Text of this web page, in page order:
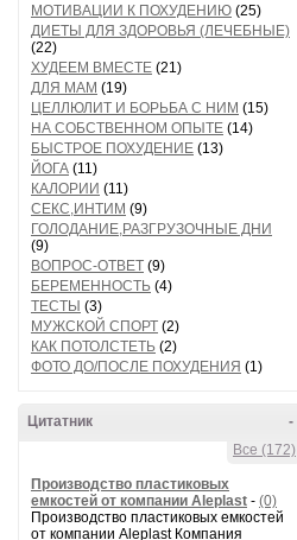
МОТИВАЦИИ К ПОХУДЕНИЮ (25)
ДИЕТЫ ДЛЯ ЗДОРОВЬЯ (ЛЕЧЕБНЫЕ)
(22)
ХУДЕЕМ ВМЕСТЕ (21)
ДЛЯ МАМ (19)
ЦЕЛЛЮЛИТ И БОРЬБА С НИМ (15)
НА СОБСТВЕННОМ ОПЫТЕ (14)
БЫСТРОЕ ПОХУДЕНИЕ (13)
ЙОГА (11)
КАЛОРИИ (11)
СЕКС,ИНТИМ (9)
ГОЛОДАНИЕ,РАЗГРУЗОЧНЫЕ ДНИ
(9)
ВОПРОС-ОТВЕТ (9)
БЕРЕМЕННОСТЬ (4)
ТЕСТЫ (3)
МУЖСКОЙ СПОРТ (2)
КАК ПОТОЛСТЕТЬ (2)
ФОТО ДО/ПОСЛЕ ПОХУДЕНИЯ (1)
-
Цитатник
Все (172)
Производство пластиковых
емкостей от компании Aleplast - (0)
Производство пластиковых емкостей
от компании Aleplast Компания